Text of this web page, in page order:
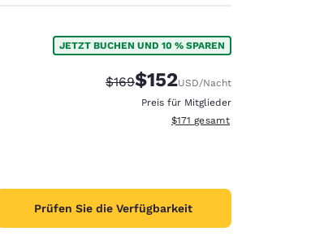
JETZT BUCHEN UND 10 % SPAREN
Durchgestrichener Preis:
$169Vergünstigter Preis:
$152USD/Nacht
Preis für Mitglieder
Geschätzte Gesamtdetails
$171 gesamt
Prüfen Sie die Verfügbarkeit